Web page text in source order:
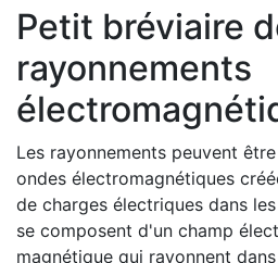
Petit bréviaire
rayonnements
Les rayonnements peuvent
ondes électromagnétiques
de charges électriques dans
se composent d'un champ
magnétique qui rayonnent